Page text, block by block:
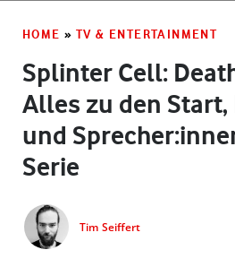
HOME » TV & ENTERTAINMENT
Splinter Cell:
Alles zu den
und
Serie
Tim Seiffert